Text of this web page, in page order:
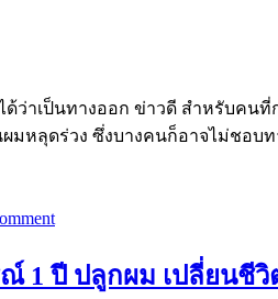
ว่าเป็นทางออก ข่าวดี สำหรับคน
มหลุดร่วง ซึ่งบางคนก็อาจไม่ชอบ
1 ปี ปลูกผม เปลี่ยนชีวิ